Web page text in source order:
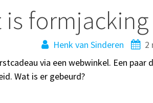
is
Henk van Sinderen 2
via een webwinkel. Een
Wat is er gebeurd?